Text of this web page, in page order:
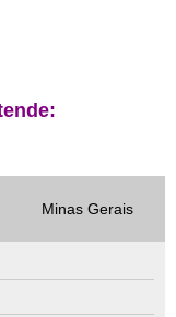
Minas Gerais